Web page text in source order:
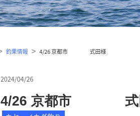
釣果情報 4/26 京都市 式田様
2024/04/26
4/26 京都市 式